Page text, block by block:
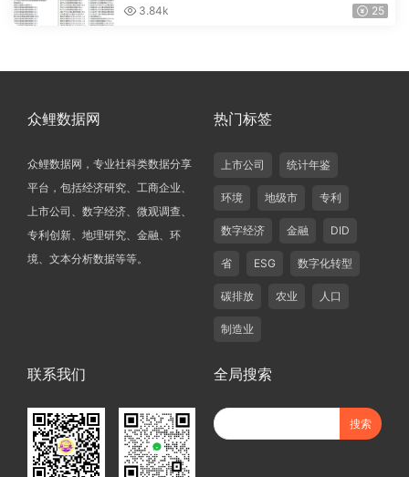
3.84k 25
众鲤数据网
众鲤数据网，专业社科类数据分享
平台，包括经济研究、工商企业、
上市公司、数字经济、微观调查、
专利创新、地理研究、金融、环
境、文本分析数据等等。
热门标签
上市公司 统计年鉴
环境 地级市 专利
数字经济 金融 DID
省 ESG 数字化转型
碳排放 农业 人口
制造业
联系我们 全局搜索